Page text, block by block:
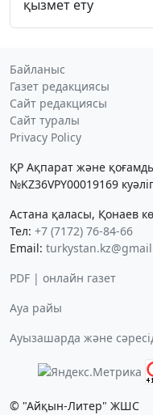
қызмет ету
Байланыс
Газет редакциясы
Сайт редакциясы
Сайт туралы
Privacy Policy
ҚР Ақпарат және
№KZ36VPY00019169
Астана қаласы, Қонаев
Тел: +7 (7172) 76-84-66
Email:
PDF | онлайн газет
Ауа райы
Ауызашарда және
© "Айқын-Литер" ЖШС